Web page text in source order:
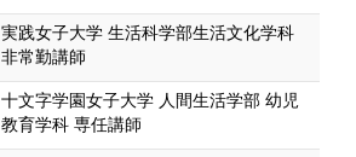
実践女子大学 生活科学部生活文化学科
非常勤講師
十文字学園女子大学 人間生活学部 幼児
教育学科 専任講師